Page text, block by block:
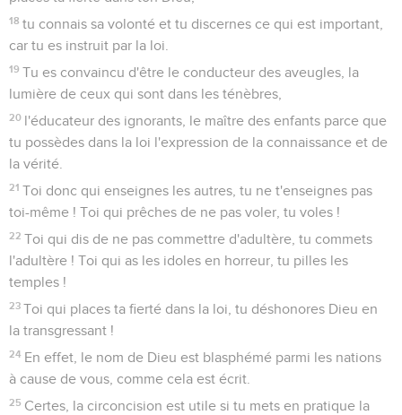
18 tu connais sa volonté et tu discernes ce qui est important,
car tu es instruit par la loi.
19 Tu es convaincu d'être le conducteur des aveugles, la
lumière de ceux qui sont dans les ténèbres,
20 l'éducateur des ignorants, le maître des enfants parce que
tu possèdes dans la loi l'expression de la connaissance et de
la vérité.
21 Toi donc qui enseignes les autres, tu ne t'enseignes pas
toi-même ! Toi qui prêches de ne pas voler, tu voles !
22 Toi qui dis de ne pas commettre d'adultère, tu commets
l'adultère ! Toi qui as les idoles en horreur, tu pilles les
temples !
23 Toi qui places ta fierté dans la loi, tu déshonores Dieu en
la transgressant !
24 En effet, le nom de Dieu est blasphémé parmi les nations
à cause de vous, comme cela est écrit.
25 Certes, la circoncision est utile si tu mets en pratique la